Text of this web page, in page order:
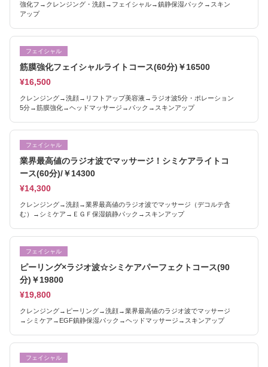
強化フ→クレンジング・洗顔→フェイシャル→鎮静保湿パック→スキン
アップ
フェイシャル
筋膜強化フェイシャルライトコース(60分)￥16500
¥16,500
クレンジング→洗顔→リフトアップ美容液→ラジオ波5分・ポレーション
5分→筋膜強化→ヘッドマッサージ→パック→スキンアップ
フェイシャル
業界最高値のラジオ波でマッサージ！シミケアライトコ
ース(60分)/￥14300
¥14,300
クレンジング→洗顔→業界最高値のラジオ波でマッサージ（デコルテ含
む）→シミケア→ＥＧＦ保湿鎮静パック→スキンアップ
フェイシャル
ピーリング×ラジオ波☆シミケアパーフェクトコース(90
分)￥19800
¥19,800
クレンジング→ピーリング→洗顔→業界最高値のラジオ波でマッサージ
→シミケア→EGF鎮静保湿パック→ヘッドマッサージ→スキンアップ
フェイシャル